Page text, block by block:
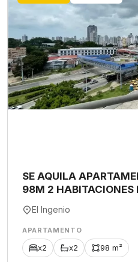
SE AQUILA
98M 2 HABITACIONES
El Ingenio
APARTAMENTO
x2 x2 98 m²